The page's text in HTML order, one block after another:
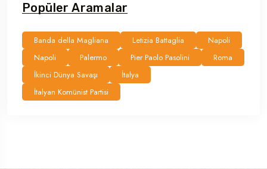
Popüler Aramalar
Banda della Magliana Letizia Battaglia
Napoli
Napoli
Palermo Pier Paolo Pasolini
Roma
İkinci Dünya Savaşı
İtalya
İtalyan Komünist Partisi